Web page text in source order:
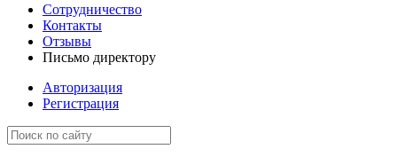
Сотрудничество
Контакты
Отзывы
Письмо директору
Авторизация
Регистрация